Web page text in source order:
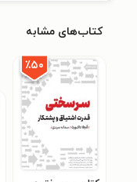
کتاب‌های مشابه
٪۵۰